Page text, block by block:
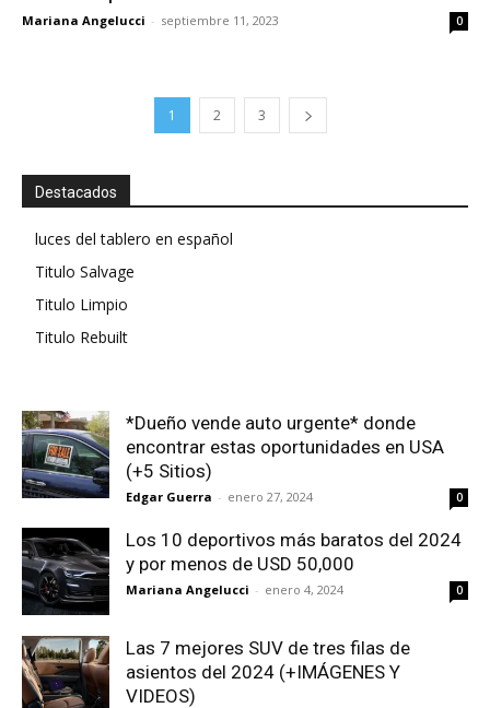
Mariana Angelucci - septiembre 11, 2023 0
1 2 3
Destacados
luces del tablero en español
Titulo Salvage
Titulo Limpio
Titulo Rebuilt
*Dueño vende auto urgente* donde
encontrar estas oportunidades en USA
(+5 Sitios)
Edgar Guerra - enero 27, 2024 0
Los 10 deportivos más baratos del 2024
y por menos de USD 50,000
Mariana Angelucci - enero 4, 2024 0
Las 7 mejores SUV de tres filas de
asientos del 2024 (+IMÁGENES Y
VIDEOS)